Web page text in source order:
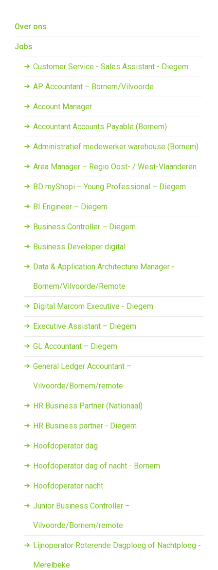
Over ons
Jobs
Customer Service - Sales Assistant - Diegem
AP Accountant – Bornem/Vilvoorde
Account Manager
Accountant Accounts Payable (Bornem)
Administratief medewerker warehouse (Bornem)
Area Manager – Regio Oost- / West-Vlaanderen
BD myShopi – Young Professional – Diegem
BI Engineer – Diegem
Business Controller – Diegem
Business Developer digital
Data & Application Architecture Manager -
Bornem/Vilvoorde/Remote
Digital Marcom Executive - Diegem
Executive Assistant – Diegem
GL Accountant – Diegem
General Ledger Accountant –
Vilvoorde/Bornem/remote
HR Business Partner (Nationaal)
HR Business partner - Diegem
Hoofdoperator dag
Hoofdoperator dag of nacht - Bornem
Hoofdoperator nacht
Junior Business Controller –
Vilvoorde/Bornem/remote
Lijnoperator Roterende Dagploeg of Nachtploeg -
Merelbeke